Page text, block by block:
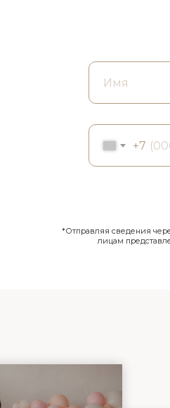
+7
*Отправляя сведения
лицам